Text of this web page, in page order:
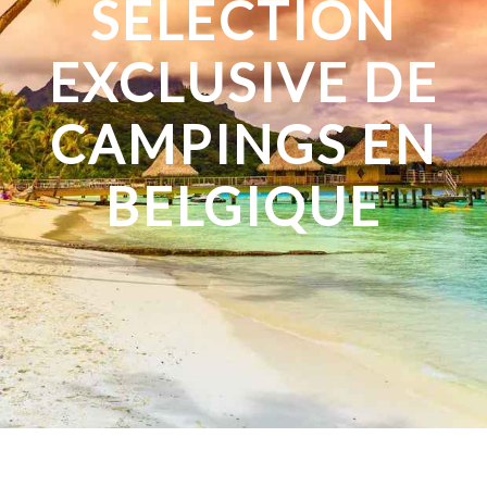
SÉLECTION
EXCLUSIVE DE
CAMPINGS EN
BELGIQUE